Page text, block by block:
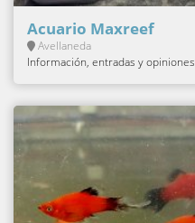
Acuario Maxreef
Avellaneda
Información, entradas y opiniones